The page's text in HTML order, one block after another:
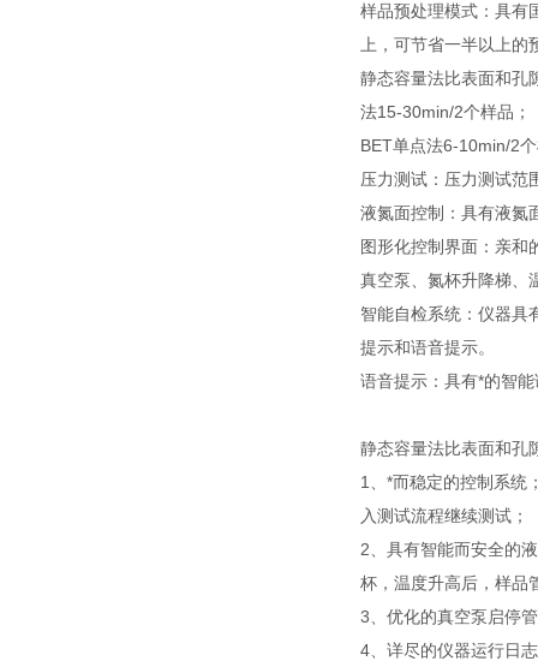
样品预处理模式：具有
上，可节省一半以上
静态容量法比表面和孔
法15-30min/2个样品；
BET单点法6-10min/2
压力测试：压力测试范
液氮面控制：具有液氮
图形化控制界面：亲和
真空泵、氮杯升降梯、
智能自检系统：仪器具
提示和语音提示。
语音提示：具有*的智
静态容量法比表面和孔
1、*而稳定的控制系统
入测试流程继续测试；
2、具有智能而安全的
杯，温度升高后，样品
3、优化的真空泵启停
4、详尽的仪器运行日